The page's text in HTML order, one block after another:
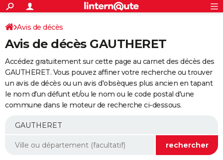
ACTUALITÉS
Politique
Société
Faits Divers
Education
Monde
Villes
+
SPORT
Coupe du monde 2026
Football
Tennis
Cyclisme
Rugby
Forum
Programme TV
TNT
Streaming
Cinéma
Sorties cinéma
Musique
+
FINANCE
Impôts
Immobilier
Risques naturels par ville
Banque
Assurance
Crédit
AUTO
Essais
Réserver un essai
Citadines
Berlines
SUV
Forum auto
+
Mobiles
Meilleur smartphone
Internet
Ordinateurs
Jeux vidéo
Guide high-tech
Aménagement intérieur
Avis de décès
Avis de décès GAUTHERET
Accédez gratuitement sur cette page au carnet des décès des
GAUTHERET. Vous pouvez affiner votre recherche ou trouver
un avis de décès ou un avis d'obsèques plus ancien en tapant
le nom d'un défunt et/ou le nom ou le code postal d'une
commune dans le moteur de recherche ci-dessous.